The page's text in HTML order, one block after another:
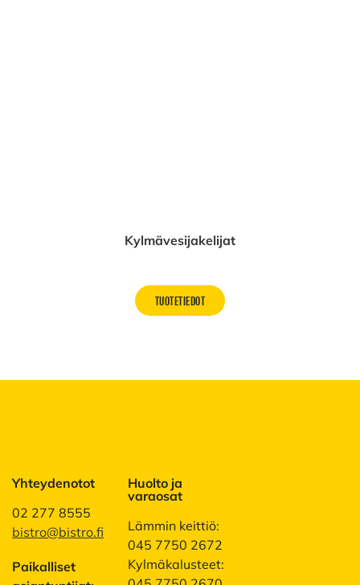
Kylmävesijakelijat
TUOTETIEDOT
Yhteydenotot
02 277 8555
bistro@bistro.fi
Paikalliset
Huolto ja
varaosat
Lämmin keittiö:
045 7750 2672
Kylmäkalusteet: